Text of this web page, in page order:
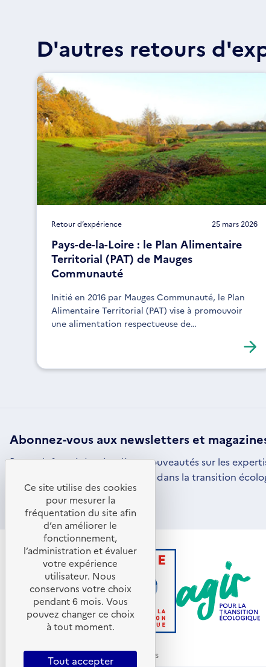
D'autres retours
Retour d’expérience 25 mars 2026
Pays-de-la-Loire : le Plan Alimentaire
Territorial (PAT) de Mauges
Communauté
Initié en 2016 par Mauges Communauté, le Plan
Alimentaire Territorial (PAT) vise à promouvoir
une alimentation respectueuse de
Abonnez-vous aux newsletterset
Restez informé des dernières nouveautés sur les
par l'ADEME pour vous engager dans la transition
S'ABONNER
S'OUVRE
DANS
UNE
NOUVELLE
FENÊTRE
© ADEME 2026 - Tous droits réservés
Ce site utilise des cookies
pour mesurer la
fréquentation du site afin
d’en améliorer le
fonctionnement,
l’administration et évaluer
votre expérience
utilisateur. Nous
conservons votre choix
pendant 6 mois. Vous
pouvez changer ce choix
à tout moment.
Tout accepter